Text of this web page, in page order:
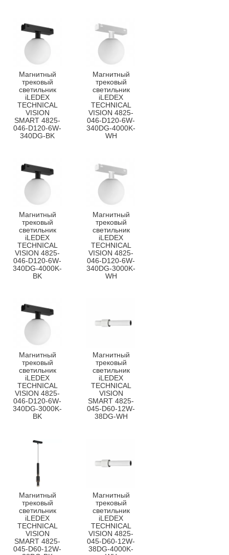
Магнитный
трековый
светильник
iLEDEX
TECHNICAL
VISION
SMART 4825-
046-D120-6W-
340DG-BK
Магнитный
трековый
светильник
iLEDEX
TECHNICAL
VISION 4825-
046-D120-6W-
340DG-4000K-
WH
Магнитный
трековый
светильник
iLEDEX
TECHNICAL
VISION 4825-
046-D120-6W-
340DG-4000K-
BK
Магнитный
трековый
светильник
iLEDEX
TECHNICAL
VISION 4825-
046-D120-6W-
340DG-3000K-
WH
Магнитный
трековый
светильник
iLEDEX
TECHNICAL
VISION 4825-
046-D120-6W-
340DG-3000K-
BK
Магнитный
трековый
светильник
iLEDEX
TECHNICAL
VISION
SMART 4825-
045-D60-12W-
38DG-WH
Магнитный
трековый
светильник
iLEDEX
TECHNICAL
VISION
SMART 4825-
045-D60-12W-
Магнитный
трековый
светильник
iLEDEX
TECHNICAL
VISION 4825-
045-D60-12W-
38DG-4000K-